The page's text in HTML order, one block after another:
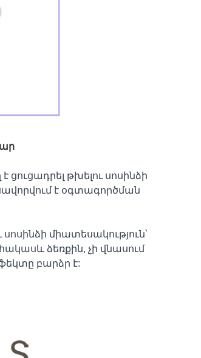
թխելու սոսինձի
է օգտագործման
միատեսակություն՝
հակասև ձեռքին, չի վնասում
բարձր է: